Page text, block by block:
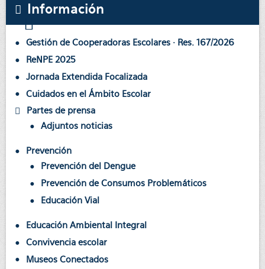
Información
Gestión de Cooperadoras Escolares · Res. 167/2026
ReNPE 2025
Jornada Extendida Focalizada
Cuidados en el Ámbito Escolar
Partes de prensa
Adjuntos noticias
Prevención
Prevención del Dengue
Prevención de Consumos Problemáticos
Educación Vial
Educación Ambiental Integral
Convivencia escolar
Museos Conectados